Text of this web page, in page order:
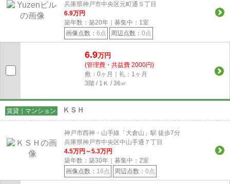
兵庫県神戸市中央区元町通５丁目
6.9万円
築年数：築20年｜募集中： 1室
画像点数： 6点 周辺点数： 0点
6.9万円
(管理費・共益費 2000円)
敷：0ヶ月｜礼：1ヶ月
3階 / 1Ｋ / 36㎡
賃貸｜マンション ＫＳＨ
神戸市西神・山手線「大倉山」駅 徒歩7分
兵庫県神戸市中央区中山手通７丁目
4.5万円～5.3万円
築年数：築30年｜募集中： 2室
画像点数： 16点 周辺点数： 0点